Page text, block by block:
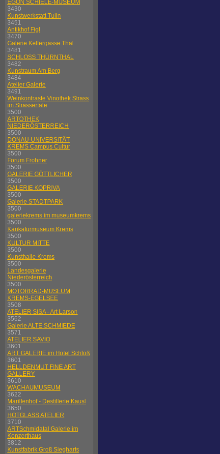
EGON SCHIELE-MUSEUM
3430
Kunstwerkstatt Tulln
3451
Antikhof Figl
3470
Galerie Kellergasse Thal
3481
SCHLOSS THÜRNTHAL
3482
Kunstraum Am Berg
3484
Atelier Galerie
3491
Weinkontraste Vinothek Strass
im Strassertale
3500
ARTOTHEK
NIEDERÖSTERREICH
3500
DONAU-UNIVERSITÄT
KREMS Campus Cultur
3500
Forum Frohner
3500
GALERIE GÖTTLICHER
3500
GALERIE KOPRIVA
3500
Galerie STADTPARK
3500
galeriekrems im museumkrems
3500
Karikaturmuseum Krems
3500
KULTUR MITTE
3500
Kunsthalle Krems
3500
Landesgalerie
Niederösterreich
3500
MOTORRAD-MUSEUM
KREMS-EGELSEE
3508
ATELIER SISA - Art Larson
3562
Galerie ALTE SCHMIEDE
3571
ATELIER SAVIO
3601
ART GALERIE im Hotel Schloß
3601
HELLDENMUT FINE ART
GALLERY
3610
WACHAUMUSEUM
3622
Marillenhof - Destillerie Kausl
3650
HOTGLASS ATELIER
3710
ARTSchmidatal Galerie im
Konzerthaus
3812
Kunstfabrik Groß Siegharts